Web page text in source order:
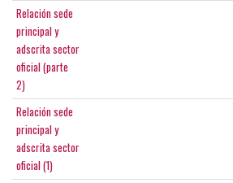
Relación sede
principal y
adscrita sector
oficial (parte
2)
Relación sede
principal y
adscrita sector
oficial (1)